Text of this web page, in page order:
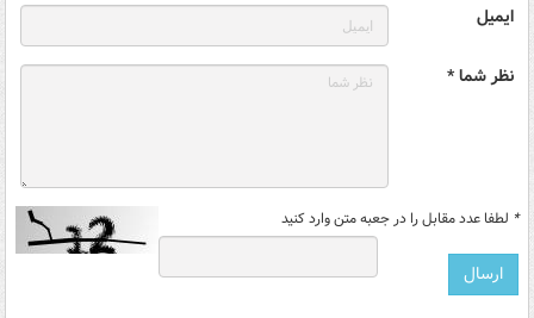
ایمیل
نظر شما *
* لطفا عدد مقابل را در جعبه متن وارد کنید